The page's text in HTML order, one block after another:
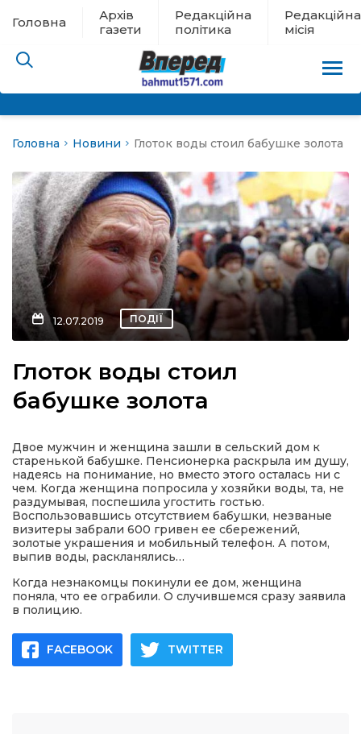
Головна
Архів
газети
Редакційна
політика
Редакційна
місія
евакуації
новини
політика
місія
Головна Новини Глоток воды стоил бабушке золота
12.07.2019 ПОДІЇ
Глоток воды стоил
бабушке золота
Двое мужчин и женщина зашли в сельский дом к
старенькой бабушке. Пенсионерка раскрыла им душу,
надеясь на понимание, но вместо этого осталась ни с
чем. Когда женщина попросила у хозяйки воды, та, не
раздумывая, поспешила угостить гостью.
Воспользовавшись отсутствием бабушки, незваные
визитеры забрали 600 гривен ее сбережений,
золотые украшения и мобильный телефон. А потом,
выпив воды, раскланялись…
Когда незнакомцы покинули ее дом, женщина
поняла, что ее ограбили. О случившемся сразу заявила
в полицию.
FACEBOOK TWITTER